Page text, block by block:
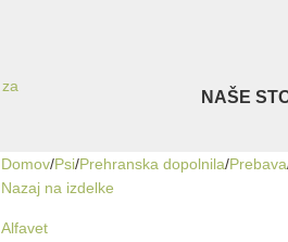
NAŠE
Domov Psi Prehranska dopolnila Prebava
Nazaj na izdelke
Alfavet